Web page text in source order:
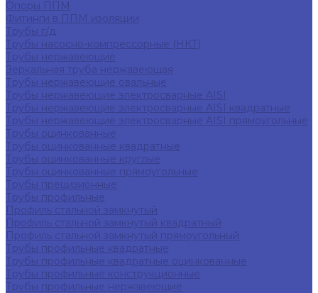
Опоры ППМ
Фитинги в ППМ изоляции
Трубы г/д
Трубы насосно-компрессорные (НКТ)
Трубы нержавеющие
Зеркальная труба нержавеющая
Трубы нержавеющие овальные
Трубы нержавеющие электросварные AISI
Трубы нержавеющие электросварные AISI квадратные
Трубы нержавеющие электросварные AISI прямоугольные
Трубы оцинкованные
Трубы оцинкованные квадратные
Трубы оцинкованные круглые
Трубы оцинкованные прямоугольные
Трубы прецизионные
Трубы профильные
Профиль стальной замкнутый
Профиль стальной замкнутый квадратный
Профиль стальной замкнутый прямоугольный
Трубы профильные квадратные
Трубы профильные квадратные оцинкованные
Трубы профильные конструкционные
Трубы профильные нержавеющие